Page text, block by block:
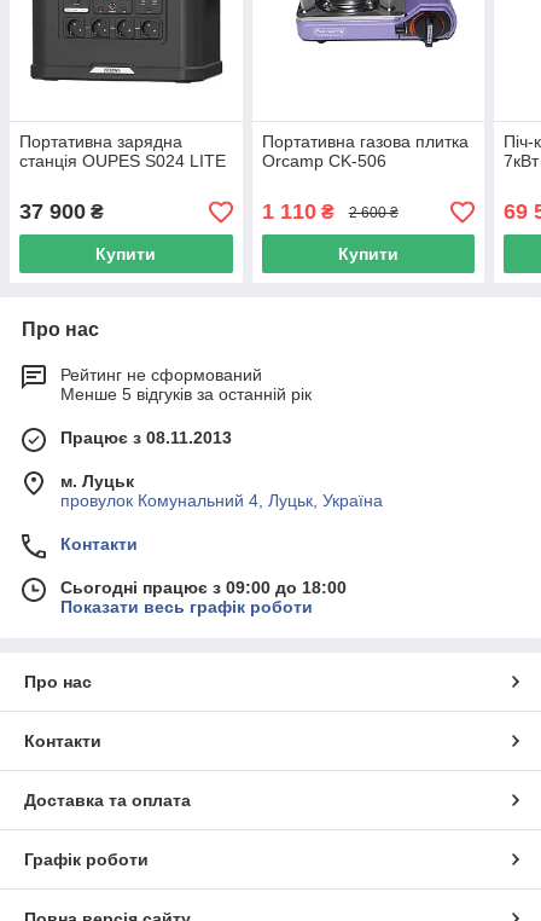
Портативна зарядна
станція OUPES S024 LITE
37 900 ₴
Купити
Портативна газова плитка
Orcamp CK-506
1 110₴ 2 600 ₴
Купити
Піч-
7кВт
69
Про нас
Рейтинг не сформований
Менше 5 відгуків за останній рік
Працює з 08.11.2013
м. Луцьк
провулок Комунальний 4, Луцьк, Україна
Контакти
Сьогодні працює з 09:00 до 18:00
Показати весь графік роботи
Про нас
Контакти
Доставка та оплата
Графік роботи